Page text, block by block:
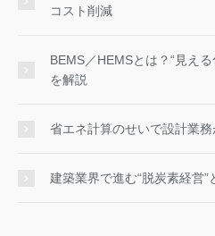
コスト削減
BEMS／HEMSとは？“見え
を解説
省エネ計算のせいで設計業
建築業界で進む“脱炭素経営